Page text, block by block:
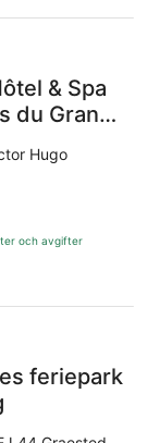
& Spa
du Grand
Hugo
och avgifter
feriepark